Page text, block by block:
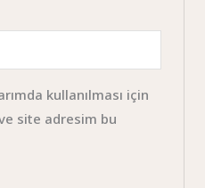
kullanılması için
site adresim bu